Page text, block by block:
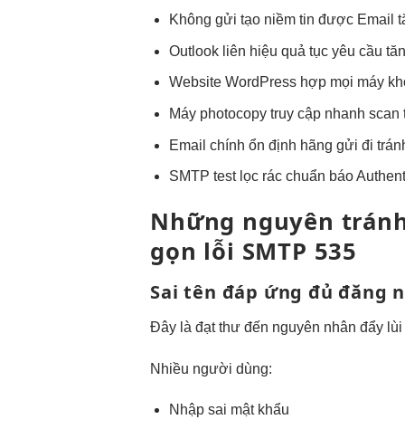
Không gửi tạo niềm tin được Email
Outlook liên hiệu quả tục yêu cầu
Website WordPress hợp mọi máy
Máy photocopy truy cập nhanh scan
Email chính ổn định hãng gửi đi
SMTP test lọc rác chuẩn báo
Những nguyên
gọn lỗi SMTP 535
Sai tên đáp ứng đủ đăng
Đây làđạt thư đến nguyên nhânđẩy
Nhiều người dùng:
Nhập sai mật khẩu